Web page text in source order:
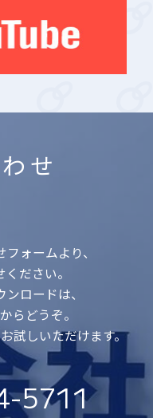
せ
ォームより、
ださい。
ロードは、
らどうぞ。
試しいただけます。
5711